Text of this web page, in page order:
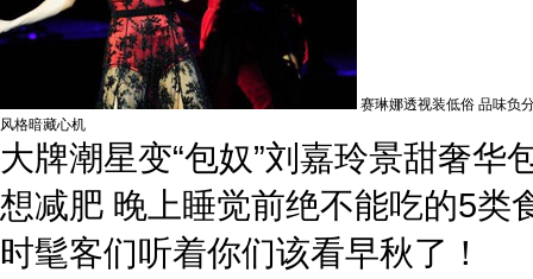
赛琳娜透视装低俗 品味负
风格暗藏心机
大牌潮星变“包奴”刘嘉玲景甜奢华
想减肥 晚上睡觉前绝不能吃的5类
时髦客们听着你们该看早秋了！